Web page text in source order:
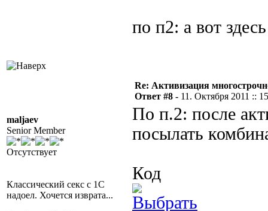
по п2: а вот
maljaev
Senior Member
Отсутствует
Классический секс с 1С
надоел. Хочется изврата...
Re: Активизация
Ответ #8 - 11. Октября 2011 ::
По п.2: после
посылать
Код